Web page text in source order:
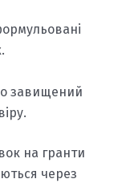
завищений
на гранти
через